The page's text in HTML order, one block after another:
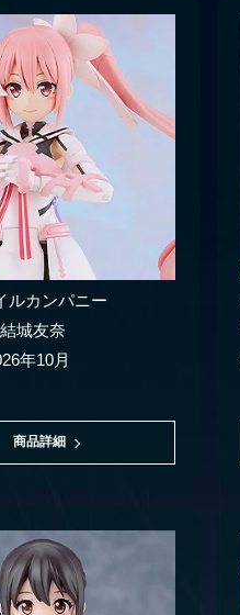
ルカンパニー
城友奈
年10月
商品詳細